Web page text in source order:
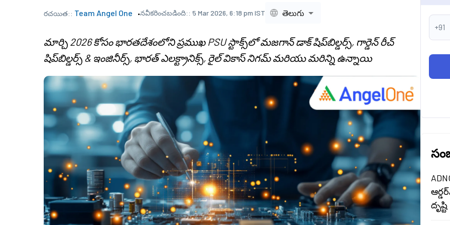
రచయిత:: Team Angel One నవీకరించబడింది:: 5 Mar 2026, 6:18 pm IST తెలుగు
మార్చి 2026 కోసం భారతదేశంలోని ప్రముఖ PSU స్టాక్స్‌లో మజగాన్ డాక్ షిప్‌బిల్డర్స్, గార్డెన్ రీచ్
షిప్‌బిల్డర్స్ & ఇంజినీర్స్, భారత్ ఎలక్ట్రానిక్స్, రైల్ వికాస్ నిగమ్ మరియు మరిన్ని ఉన్నాయి
+91
దృష్టి